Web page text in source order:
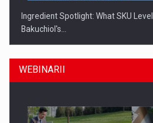
Ingredient Spotlight: What SKU
Bakuchiol's…
WEBINARII